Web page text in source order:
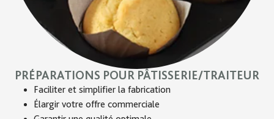
PRÉPARATIONS POUR PÂTISSERIE/TRAITEUR
Faciliter et simplifier la fabrication
Élargir votre offre commerciale